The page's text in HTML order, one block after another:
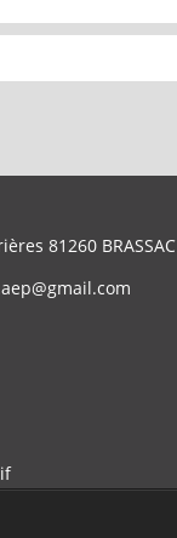
81260 BRASSAC